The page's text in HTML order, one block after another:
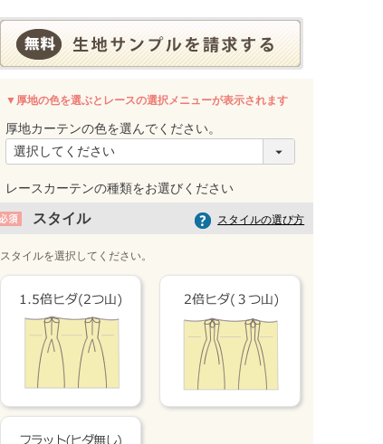
▼厚地の色を選ぶとレースの選択メニューが表示されます
スタイル スタイルの選び方
スタイルを選択してください。